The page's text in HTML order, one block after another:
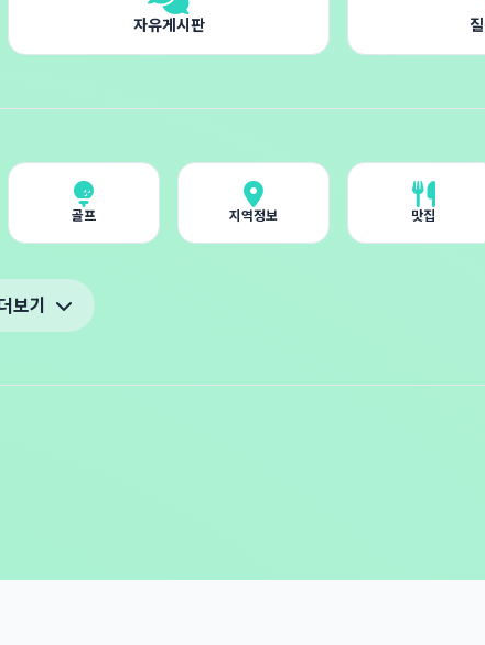
자유게시판
골프 지역정보 맛집
보기